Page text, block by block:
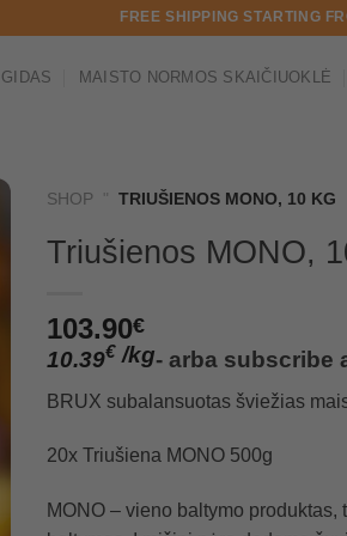
FREE SHIPPING STARTING
MAISTO NORMOS SKAIČIUOKLĖ
SHOP " TRIUŠIENOS MONO, 10 KG
Triušienos MONO,
103.90€
10.39€ /kg- arba subscribe
BRUX subalansuotas šviežias
20x Triušiena MONO 500g
MONO – vieno baltymo